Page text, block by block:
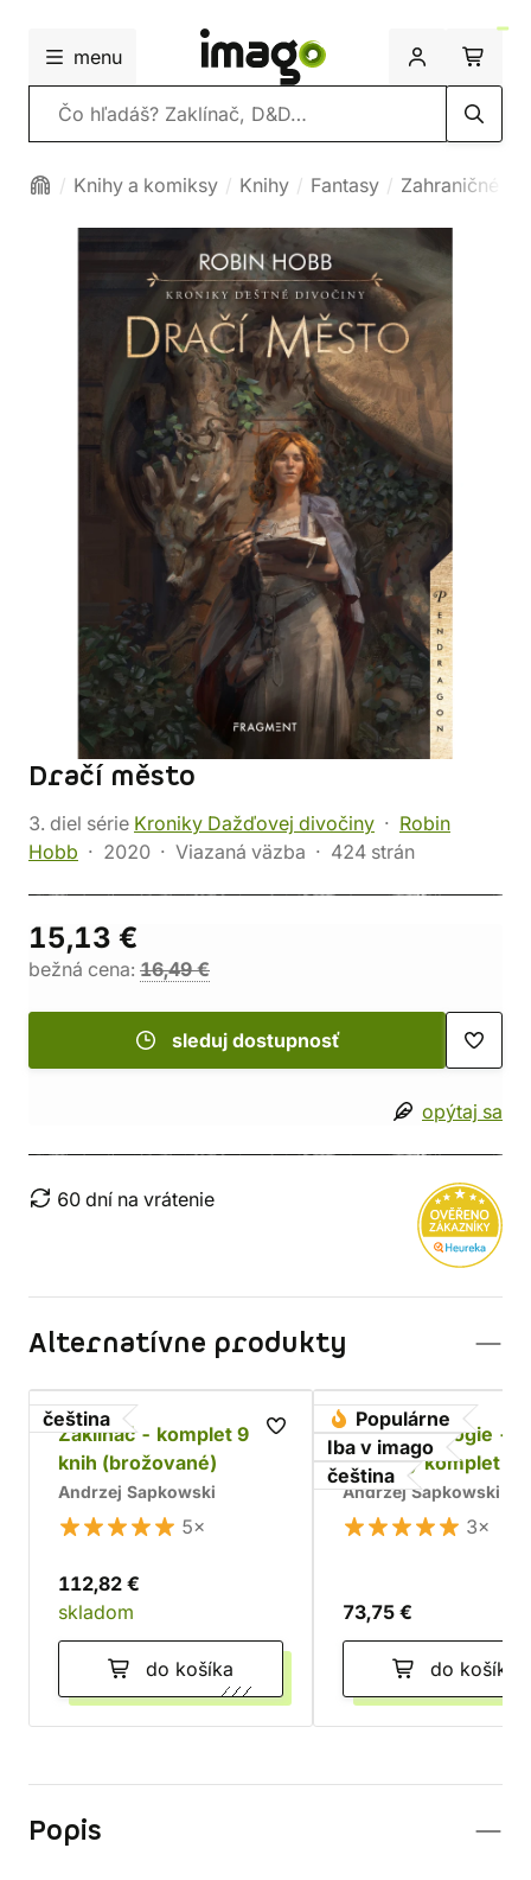
menu
Vyhľadávanie
Knihy a komiksy Knihy Fantasy Zahraničné
Dračí město
3. diel série Kroniky Dažďovej divočiny
Robin
Hobb
2020 Viazaná väzba 424 strán
15,13 €
bežná cena: 16,49 €
sleduj dostupnosť
opýtaj sa
60 dní na vrátenie
Alternatívne produkty
čeština
Zaklínač - komplet 9
knih (brožované)
Andrzej Sapkowski
5×
112,82 €
skladom
do košíka
Populárne
Iba v imago
čeština
Husitská trilogie -
dárkový komplet
Andrzej Sapkowski
3×
73,75 €
do košíka
Popis